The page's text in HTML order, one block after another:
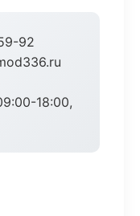
92
18:00,